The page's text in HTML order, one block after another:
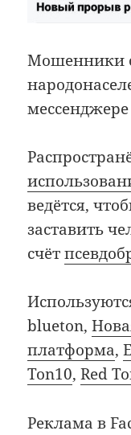
Мошенники
ведётся,
заставить
счёт
blueton,
платформа,
Ton10,Red
Реклама в